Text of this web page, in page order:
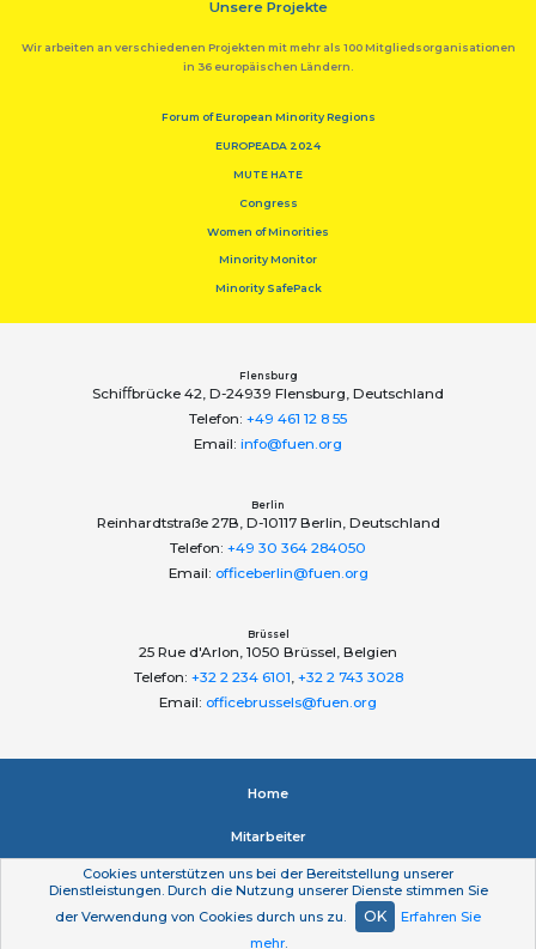
Unsere Projekte
Wir arbeiten an verschiedenen Projekten mit mehr als 100 Mitgliedsorganisationen
in 36 europäischen Ländern.
Forum of European Minority Regions
EUROPEADA 2024
MUTE HATE
Congress
Women of Minorities
Minority Monitor
Minority SafePack
Flensburg
Schiﬀbrücke 42, D-24939 Flensburg, Deutschland
Telefon: +49 461 12 8 55
Email: info@fuen.org
Berlin
Reinhardtstraße 27B, D-10117 Berlin, Deutschland
Telefon: +49 30 364 284050
Email: officeberlin@fuen.org
Brüssel
25 Rue d'Arlon, 1050 Brüssel, Belgien
Telefon: +32 2 234 6101, +32 2 743 3028
Email: officebrussels@fuen.org
Home
Mitarbeiter
Impressum
Datenschutzerklärung
Cookies unterstützen uns bei der Bereitstellung unserer
Dienstleistungen. Durch die Nutzung unserer Dienste stimmen Sie
der Verwendung von Cookies durch uns zu.
OK
Erfahren Sie
mehr.